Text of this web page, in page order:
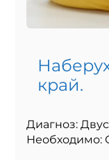
край.
Диагноз:
Необходимо: